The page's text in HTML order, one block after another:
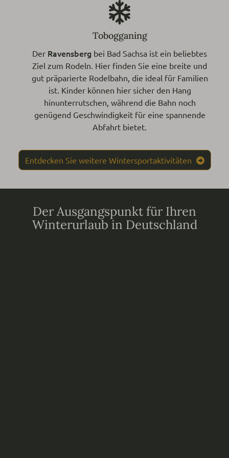
Tobogganing
Der Ravensberg bei Bad Sachsa ist ein beliebtes
Ziel zum Rodeln. Hier finden Sie eine breite und
gut präparierte Rodelbahn, die ideal für Familien
ist. Kinder können hier sicher den Hang
hinunterrutschen, während die Bahn noch
genügend Geschwindigkeit für eine spannende
Abfahrt bietet.
Entdecken Sie weitere Wintersportaktivitäten
Der Ausgangspunkt für Ihren
Winterurlaub in Deutschland